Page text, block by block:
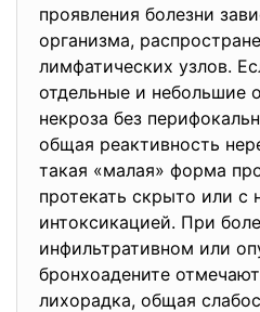
проявления болезни
организма,
лимфатических узлов.
отдельные и небольшие
некроза без
общая реактивность
такая «малая» форма
протекать скрыто или с
интоксикацией. При
инфильтративном или
бронхоадените
лихорадка, общая